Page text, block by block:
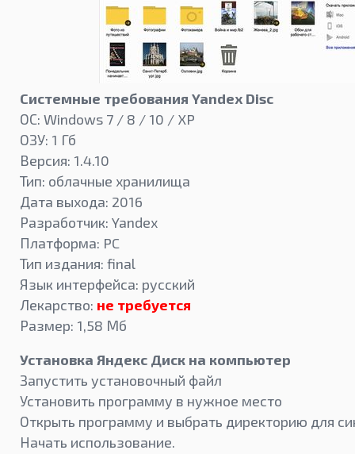
Системные требования Yandex Disc
ОС: Windows 7 / 8 / 10 / XP
ОЗУ: 1 Гб
Версия: 1.4.10
Тип: облачные хранилища
Дата выхода: 2016
Разработчик: Yandex
Платформа: PC
Тип издания: final
Язык интерфейса: русский
Лекарство: не требуется
Размер: 1,58 Мб
Установка Яндекс Диск на компьютер
Запустить установочный файл
Установить программу в нужное место
Открыть программу и выбрать директорию для
Начать использование.